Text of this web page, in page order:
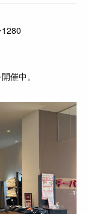
催中。